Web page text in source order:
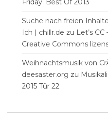
Friday: Best Of 2013
Suche nach freien
Ich | chillr.de zu Let’s
Creative Commons
Weihnachtsmusik von
deesaster.org zu
2015 Tür 22